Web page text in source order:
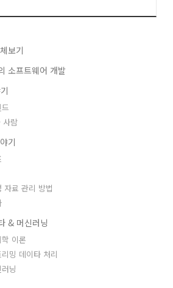
보기
소프트웨어 개발
사람
기
자료 관리 방법
& 머신러닝
이론
밍 데이타 처리
닝